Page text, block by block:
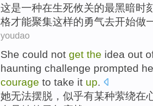
这是一种在生死攸关的最黑暗时
格才能聚集这样的勇气去开始做
youdao
She could not get the idea out
haunting challenge prompted
courage to take it up.
她无法摆脱 ， 似乎有某种萦绕在